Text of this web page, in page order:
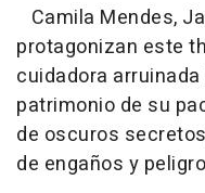
Camila Mendes,
protagonizan este
cuidadora
patrimonio de su
de oscuros
de engaños y